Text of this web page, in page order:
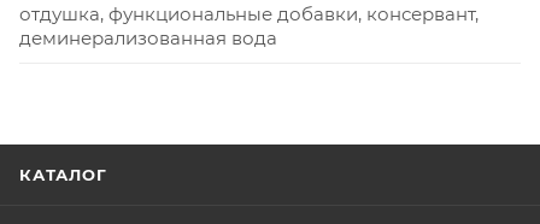
отдушка, функциональные добавки, консервант,
деминерализованная вода
КАТАЛОГ